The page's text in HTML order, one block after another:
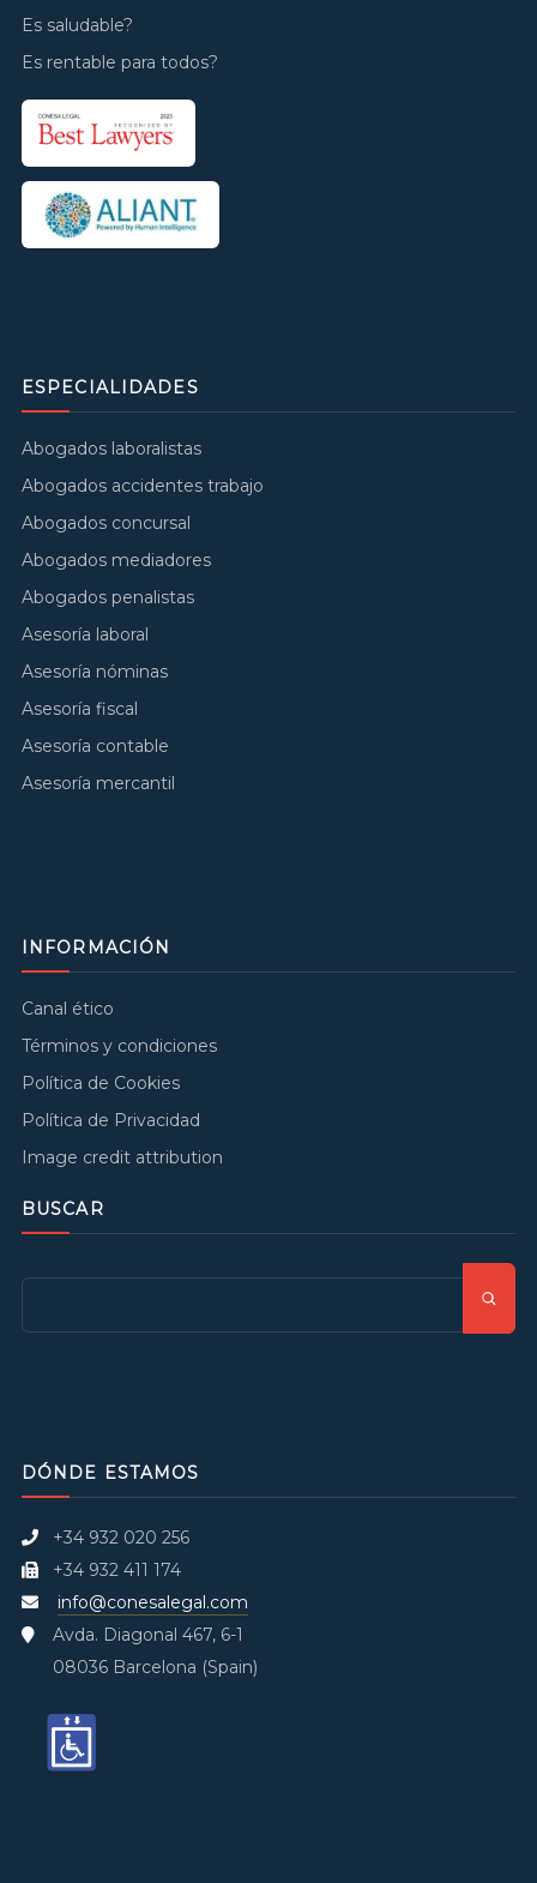
Es saludable?
Es rentable para todos?
ESPECIALIDADES
Abogados laboralistas
Abogados accidentes trabajo
Abogados concursal
Abogados mediadores
Abogados penalistas
Asesoría laboral
Asesoría nóminas
Asesoría fiscal
Asesoría contable
Asesoría mercantil
INFORMACIÓN
Canal ético
Términos y condiciones
Política de Cookies
Política de Privacidad
Image credit attribution
BUSCAR
DÓNDE ESTAMOS
+34 932 020 256
+34 932 411 174
info@conesalegal.com
Avda. Diagonal 467, 6-1
08036 Barcelona (Spain)